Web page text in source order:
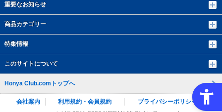
重要なお知らせ
商品カテゴリー
特集情報
このサイトについて
Honya Club.comトップへ
会社案内 利用規約・会員規約
プライバシーポリシー